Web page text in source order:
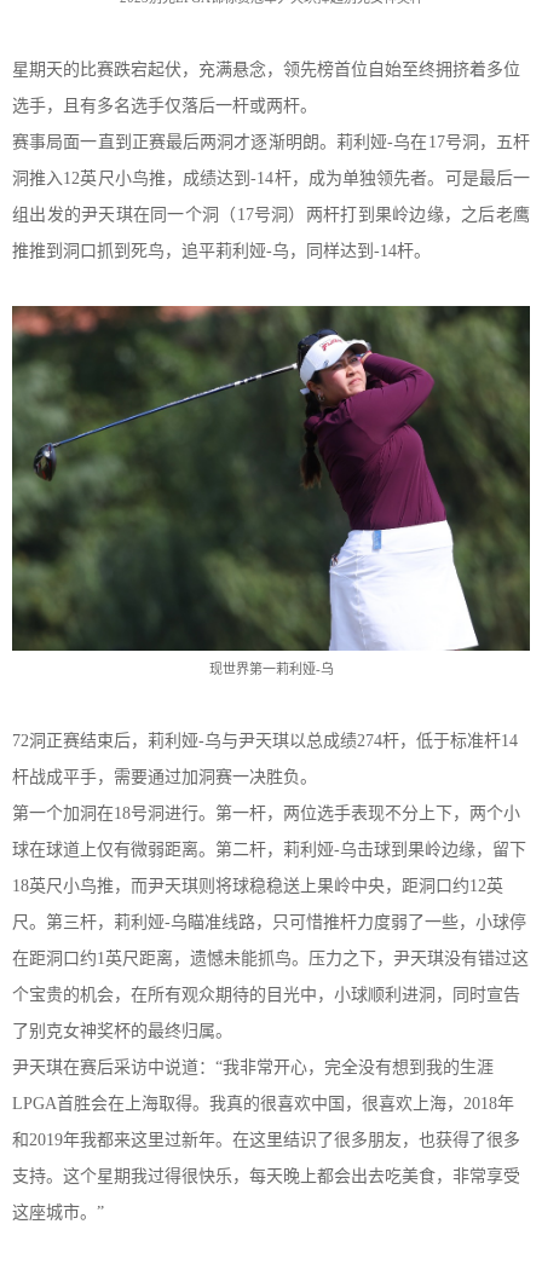
星期天的比赛跌宕起伏，充满悬念，领先榜首位自始至终拥挤着多位
选手，且有多名选手仅落后一杆或两杆。
赛事局面一直到正赛最后两洞才逐渐明朗。莉利娅-乌在17号洞，五杆
洞推入12英尺小鸟推，成绩达到-14杆，成为单独领先者。可是最后一
组出发的尹天琪在同一个洞（ 17号洞）两杆打到果岭边缘， 之后老鹰
推推到洞口抓到死鸟，追平莉利娅-乌，同样达到-14杆。
现世界第一莉利娅-乌
72洞正赛结束后，莉利娅-乌与尹天琪以总成绩274杆，低于标准杆14
杆战成平手，需要通过加洞赛一决胜负。
第一个加洞在18号洞进行。 第一杆， 两位选手表现不分上下 ， 两个小
球在球道上仅有微弱距离。 第二杆， 莉利娅-乌击球到果岭边缘， 留下
18英尺小鸟推， 而尹天琪则将球稳稳送上果岭中央， 距洞口约12英
尺。 第三杆， 莉利娅-乌 瞄准线路， 只可惜推杆力度弱了一些， 小球停
在距洞口约1英尺距离 ， 遗憾未能抓鸟。 压力之下 ， 尹天琪没有错过这
个宝贵的机会， 在所有观众期待的目光中 ， 小球顺利进洞 ，
同时宣告
了别克女神奖杯的最终归属。
尹天琪在赛后采访中说道： “我非常开心，完全没有想到我的生涯
LPGA首胜会在上海取得。我真的很喜欢中国，很喜欢上海， 2018年
和2019年我都来这里过新年。在这里结识了很多朋友， 也获得 了很多
支持。这个星期我过得很快乐，每天晚上都会出去吃美食，非常享受
这座城市。 ”